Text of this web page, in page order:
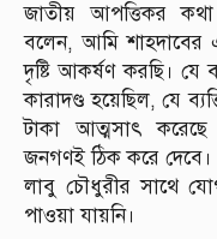
জাতীয় আপত্তিকর
বলেন, আমি শাহদাবের এ
দৃষ্টি আকর্ষণ করছি। যে
কারাদণ্ড হয়েছিল, যে
টাকা আত্মসাৎ করেছে
জনগণই ঠিক করে
লাবু চৌধুরীর সাথে
পাওয়া যায়নি।